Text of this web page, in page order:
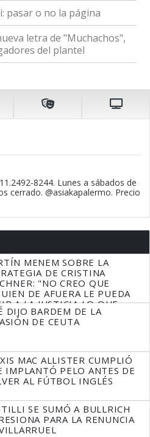
pasar o no la página
letra de "Muchachos",
del plantel
8244. Lunes a sábados de
cerrado. @asiakapalermo. Precio
MENEM SOBRE LA
DE CRISTINA
"NO CREO QUE
DE AFUERA LE PUEDA
A LA JUSTICIA LO QUE
QUE HACER"
DIJO BARDEM DE LA
DE CEUTA
MAC ALLISTER CUMPLIÓ
IMPLANTÓ PELO ANTES DE
AL FÚTBOL INGLÉS
SE SUMÓ A BULLRICH
PARA LA RENUNCIA